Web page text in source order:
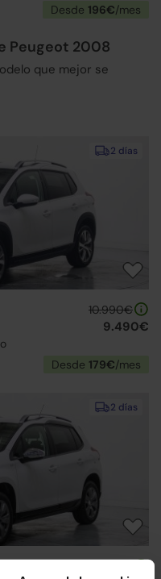
Desde 196€/mes
Peugeot 2008
que mejor se
2 días
10.990€
9.490€
Desde 179€/mes
2 días